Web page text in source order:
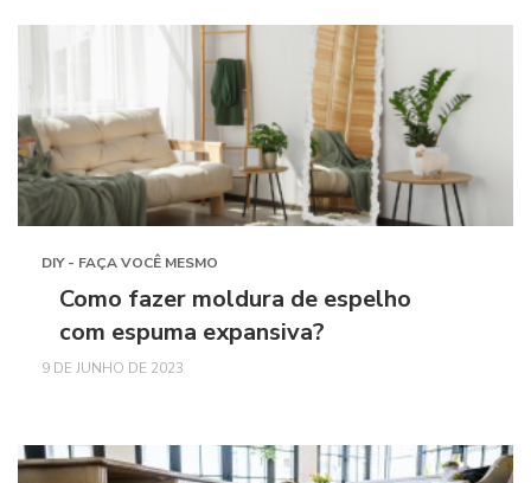
DIY - FAÇA VOCÊ MESMO
Como fazer moldura de espelho
com espuma expansiva?
9 DE JUNHO DE 2023